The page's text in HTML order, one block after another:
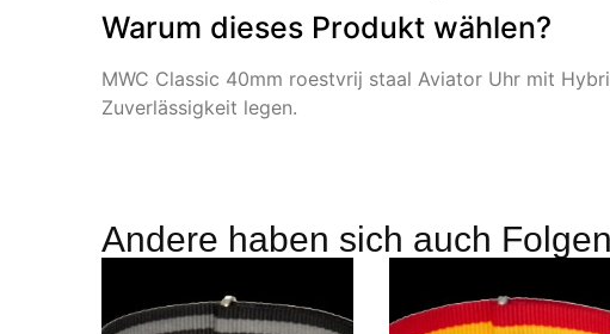
Warum dieses Produkt wählen?
MWC Classic 40mm roestvrij staal Aviator Uhr mit
Zuverlässigkeit legen.
Andere haben sich auch